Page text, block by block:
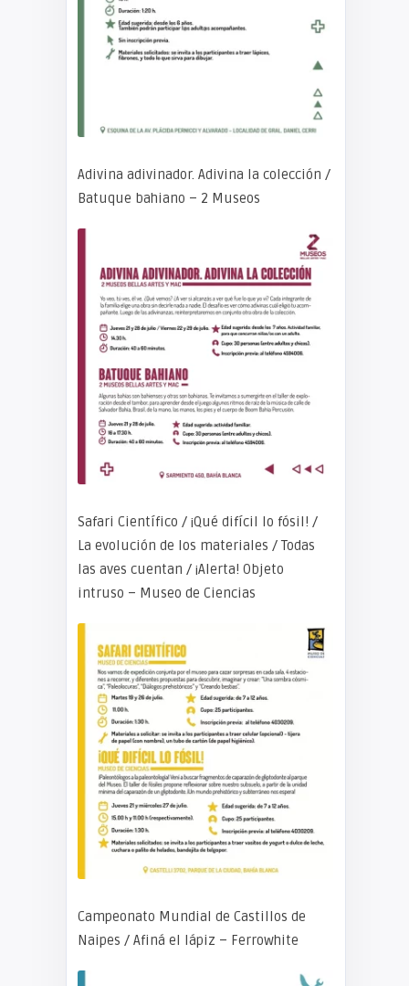
Adivina adivinador. Adivina la colección /
Batuque bahiano – 2 Museos
Safari Científico / ¡Qué difícil lo fósil! /
La evolución de los materiales / Todas
las aves cuentan / ¡Alerta! Objeto
intruso – Museo de Ciencias
Campeonato Mundial de Castillos de
Naipes / Afiná el lápiz – Ferrowhite